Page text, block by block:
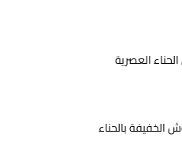
العصرية
بالحناء